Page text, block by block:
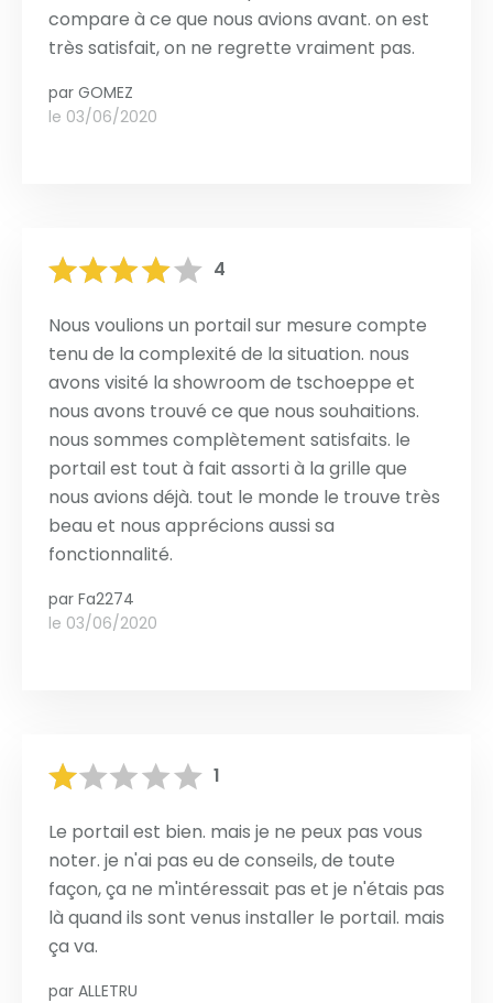
compare à ce que nous avions avant. on est
très satisfait, on ne regrette vraiment pas.
par GOMEZ
le 03/06/2020
4
Nous voulions un portail sur mesure compte
tenu de la complexité de la situation. nous
avons visité la showroom de tschoeppe et
nous avons trouvé ce que nous souhaitions.
nous sommes complètement satisfaits. le
portail est tout à fait assorti à la grille que
nous avions déjà. tout le monde le trouve très
beau et nous apprécions aussi sa
fonctionnalité.
par Fa2274
le 03/06/2020
1
Le portail est bien. mais je ne peux pas vous
noter. je n'ai pas eu de conseils, de toute
façon, ça ne m'intéressait pas et je n'étais pas
là quand ils sont venus installer le portail. mais
ça va.
par ALLETRU